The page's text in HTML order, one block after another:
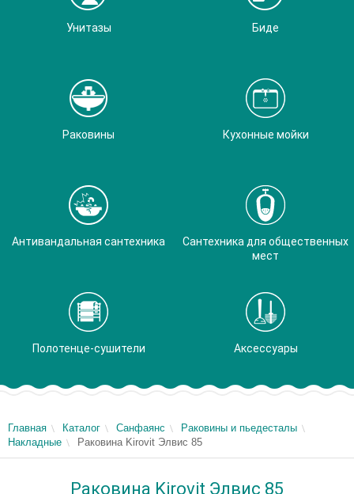
Унитазы Биде
Раковины Кухонные мойки
Антивандальная сантехника
Сантехника для общественных
мест
Полотенце-сушители Аксессуары
Главная Каталог Санфаянс
Раковины и пьедесталы
Накладные
Раковина Kirovit Элвис 85
Раковина Kirovit Элвис 85